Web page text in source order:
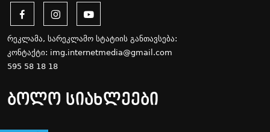
რეკლამა, სარეკლამო სტატიის განთავსება:
კონტაქტი: img.internetmedia@gmail.com
595 58 18 18
ბოლო სიახლეები